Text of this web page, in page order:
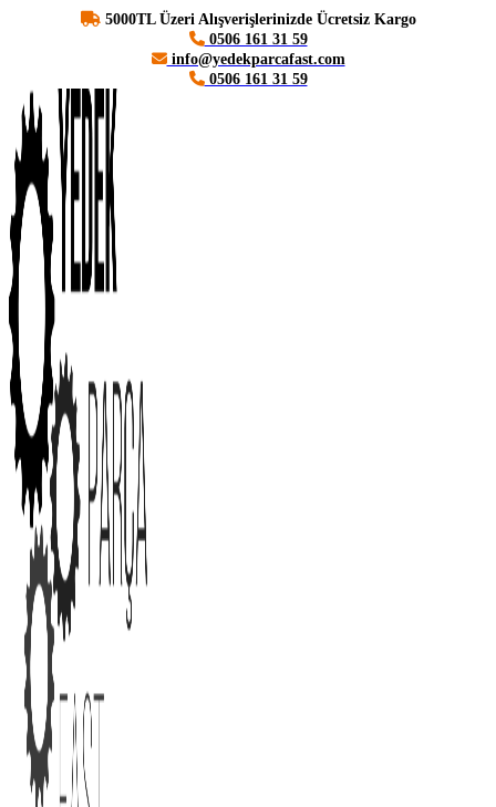
5000TL Üzeri Alışverişlerinizde Ücretsiz Kargo
0506 161 31 59
info@yedekparcafast.com
0506 161 31 59